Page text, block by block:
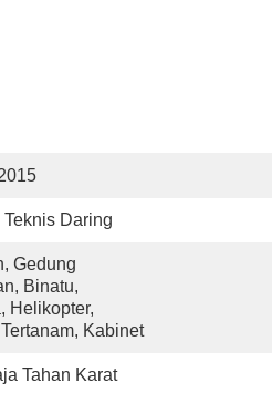
Daring
Gedung
Binatu,
Helikopter,
Kabinet
Tahan Karat